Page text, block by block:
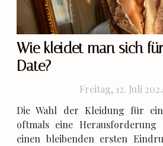
Wie kleidet man sich
Date?
Freitag, 12. Juli
Die Wahl der Kleidung für
oftmals eine
einen bleibenden ersten